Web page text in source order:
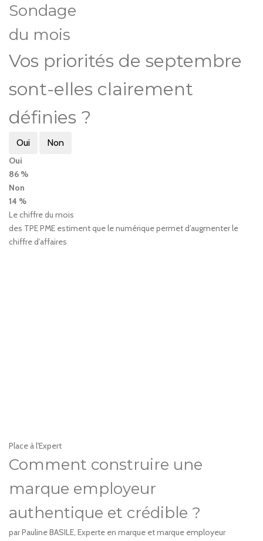
Sondage
du mois
Vos priorités de septembre
sont-elles clairement
définies ?
Oui Non
Oui
86 %
Non
14 %
Le chiffre du mois
des TPE PME estiment que le numérique permet d’augmenter le
chiffre d’affaires
Place à l'Expert
Comment construire une
marque employeur
authentique et crédible ?
par Pauline BASILE, Experte en marque et marque employeur